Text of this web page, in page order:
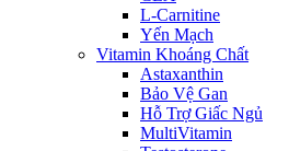
L-Carnitine
Yến Mạch
Vitamin Khoáng Chất
Astaxanthin
Bảo Vệ Gan
Hỗ Trợ Giấc Ngủ
MultiVitamin